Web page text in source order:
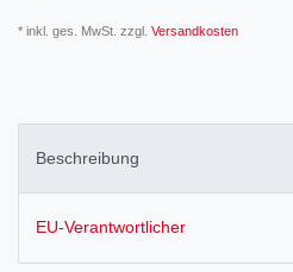
* inkl. ges. MwSt. zzgl. Versandkosten
Beschreibung
EU-Verantwortlicher